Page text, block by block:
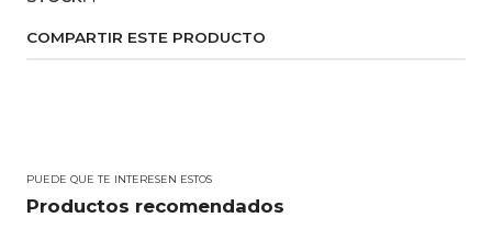
COMPARTIR ESTE PRODUCTO
PUEDE QUE TE INTERESEN ESTOS
Productos recomendados